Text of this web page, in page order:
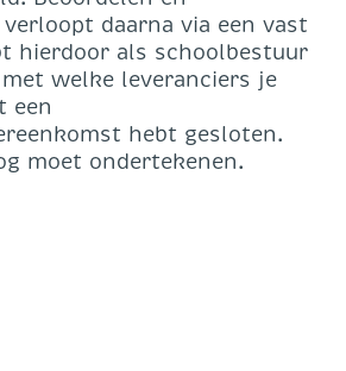
daarna via een vast
hierdoor als schoolbestuur
welke leveranciers je
een
hebt gesloten.
moet ondertekenen.